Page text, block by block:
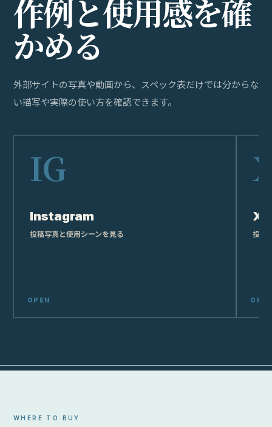
作例と使用感を確
かめる
外部サイトの写真や動画から、スペック表だけでは分からな
い描写や実際の使い方を確認できます。
Instagram
投稿写真と使用シーンを見る
X
投稿
WHERE TO BUY